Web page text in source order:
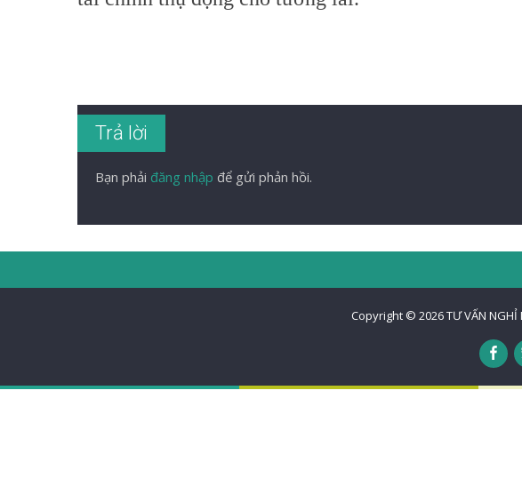
Trả lời
Bạn phải đăng nhập để gửi phản hồi.
Copyright © 2026TƯ VẤN NGHỈ